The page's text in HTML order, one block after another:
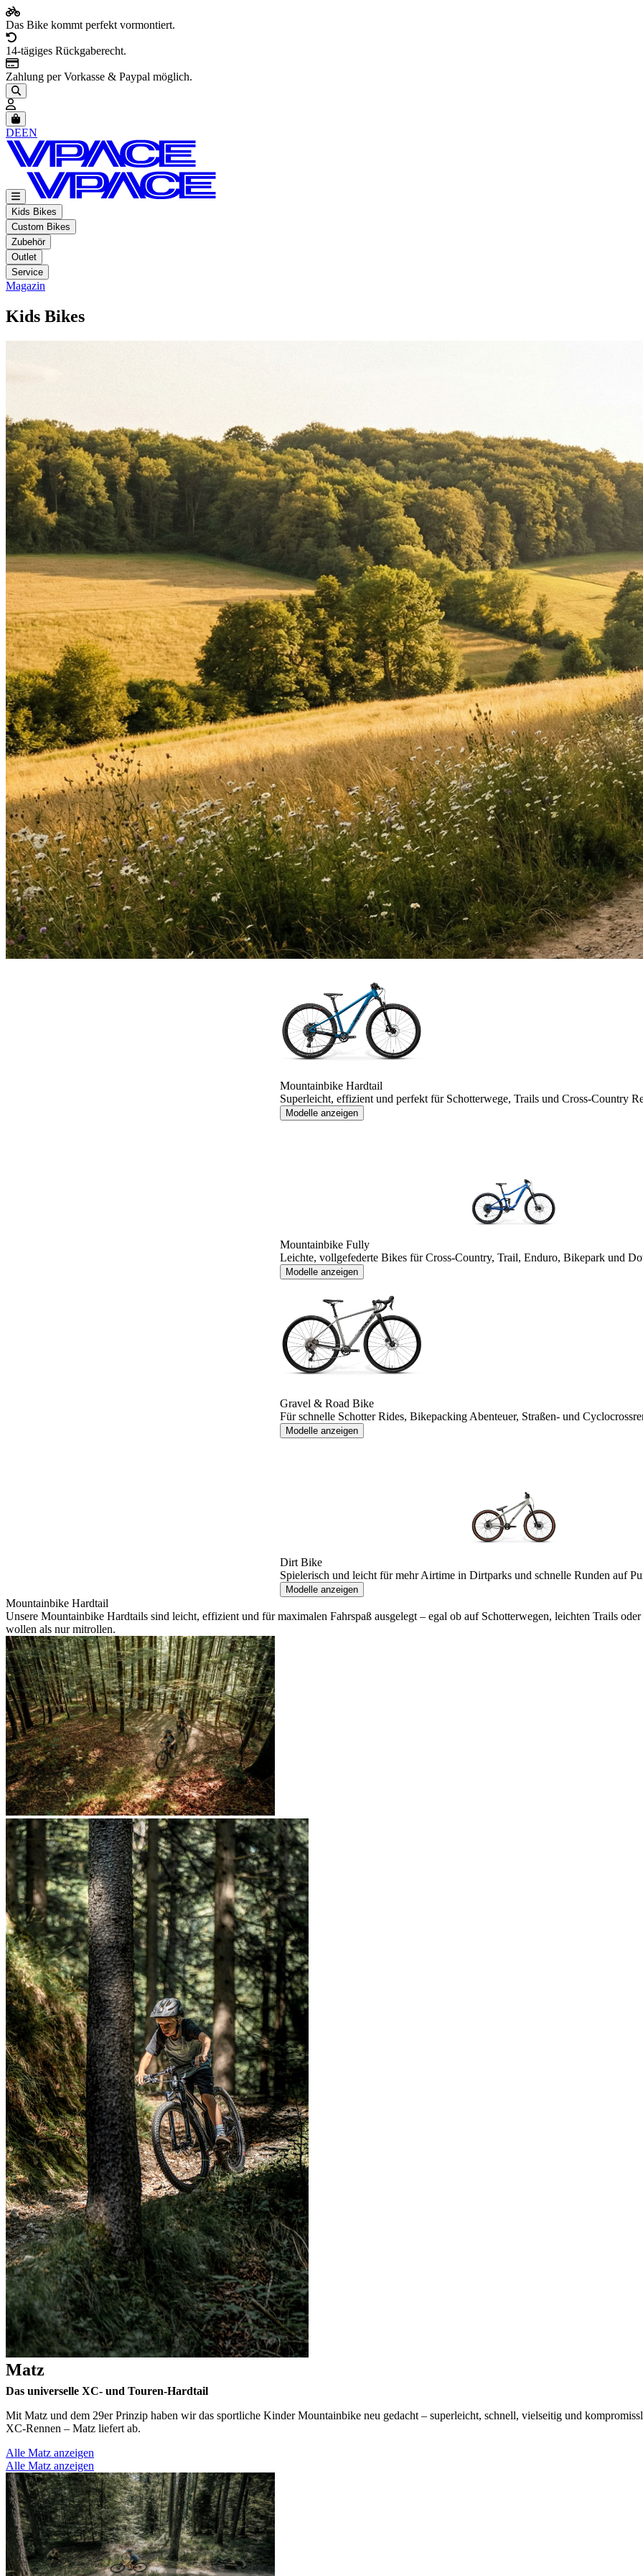
Das Bike kommt perfekt vormontiert.
14-tägiges Rückgaberecht.
Zahlung per Vorkasse & Paypal möglich.
Artikel im Warenkorb, Warenkorb anzeigen
DEEN
Kids Bikes
Custom Bikes
Zubehör
Outlet
Service
Magazin
Kids Bikes
Mountainbike Hardtail
Superleicht, effizient und perfekt für Schotterwege, Trails und Cross-Country
Modelle anzeigen
Mountainbike Fully
Leichte, vollgefederte Bikes für Cross-Country, Trail, Enduro, Bikepark und
Modelle anzeigen
Gravel & Road Bike
Für schnelle Schotter Rides, Bikepacking Abenteuer, Straßen- und
Modelle anzeigen
Dirt Bike
Spielerisch und leicht für mehr Airtime in Dirtparks und schnelle Runden auf
Modelle anzeigen
Mountainbike Hardtail
Unsere Mountainbike Hardtails sind leicht, effizient und für maximalen Fahrspaß ausgelegt – egal ob auf Schotterwegen, leichten Trails
wollen als nur mitrollen.
Matz
Das universelle XC- und Touren-Hardtail
Mit Matz und dem 29er Prinzip haben wir das sportliche Kinder Mountainbike neu gedacht – superleicht, schnell, vielseitig und
XC-Rennen – Matz liefert ab.
Alle Matz anzeigen
Alle Matz anzeigen